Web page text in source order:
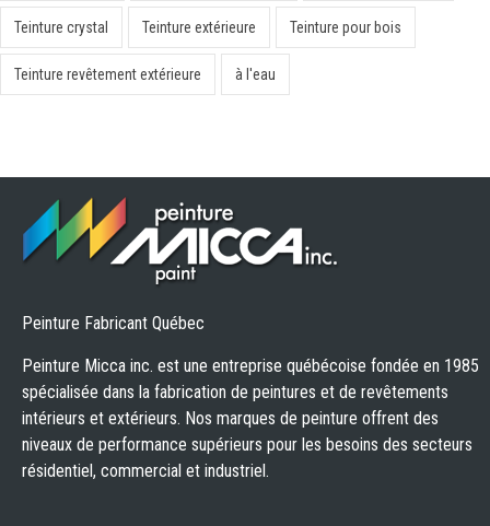
Teinture crystal Teinture extérieure Teinture pour bois
Teinture revêtement extérieure à l'eau
Peinture Fabricant Québec
Peinture Micca inc. est une entreprise québécoise fondée en 1985
spécialisée dans la fabrication de peintures et de revêtements
intérieurs et extérieurs. Nos marques de peinture offrent des
niveaux de performance supérieurs pour les besoins des secteurs
résidentiel, commercial et industriel.